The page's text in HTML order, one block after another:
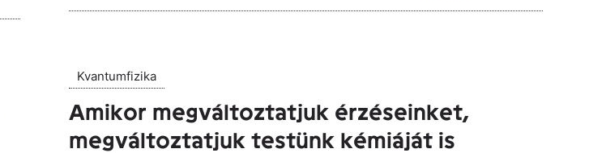
Kvantumfizika
Amikor megváltoztatjuk érzéseinket,
megváltoztatjuk testünk kémiáját is